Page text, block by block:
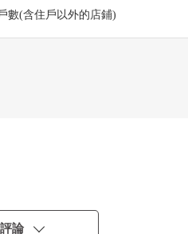
數(含住戶以外的店鋪)
論